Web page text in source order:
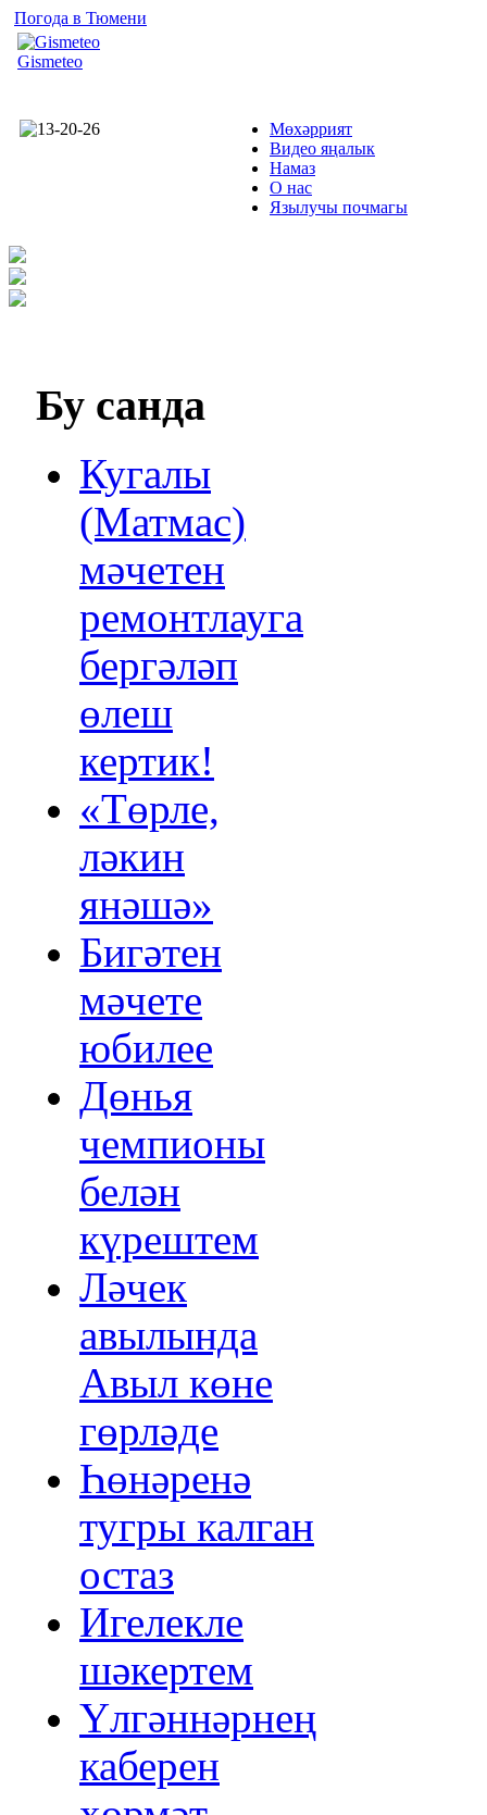
Погода в Тюмени
Gismeteo
Мөхәррият
Видео яңалык
Намаз
О нас
Язылучы почмагы
Бу санда
Кугалы
(Матмас)
мәчетен
ремонтлауга
бергәләп
өлеш
кертик!
«Төрле,
ләкин
янәшә»
Бигәтен
мәчете
юбилее
Дөнья
чемпионы
белән
күрештем
Ләчек
авылында
Авыл көне
гөрләде
Һөнәренә
тугры калган
остаз
Игелекле
шәкертем
Үлгәннәрнең
каберен